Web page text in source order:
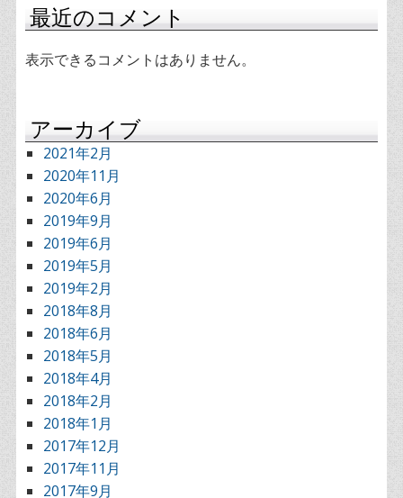
最近のコメント
表示できるコメントはありません。
アーカイブ
2021年2月
2020年11月
2020年6月
2019年9月
2019年6月
2019年5月
2019年2月
2018年8月
2018年6月
2018年5月
2018年4月
2018年2月
2018年1月
2017年12月
2017年11月
2017年9月